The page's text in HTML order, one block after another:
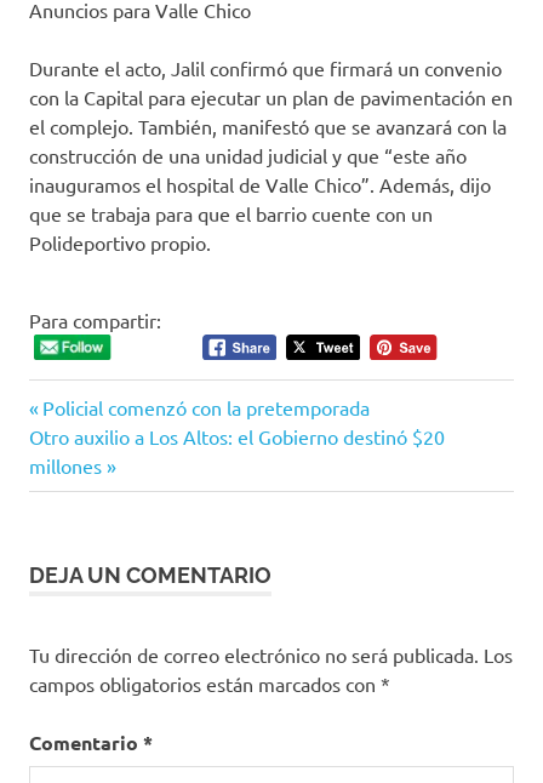
Anuncios para Valle Chico
Durante el acto, Jalil confirmó que firmará un convenio
con la Capital para ejecutar un plan de pavimentación en
el complejo. También, manifestó que se avanzará con la
construcción de una unidad judicial y que “este año
inauguramos el hospital de Valle Chico”. Además, dijo
que se trabaja para que el barrio cuente con un
Polideportivo propio.
Para compartir:
Navegación
de
Entrada
anterior:
Policial comenzó con la pretemporada
Siguiente
entrada:
Otro auxilio a Los Altos: el Gobierno destinó $20
millones
DEJA UN COMENTARIO
Tu dirección de correo electrónico no será publicada. Los
campos obligatorios están marcados con *
Comentario *